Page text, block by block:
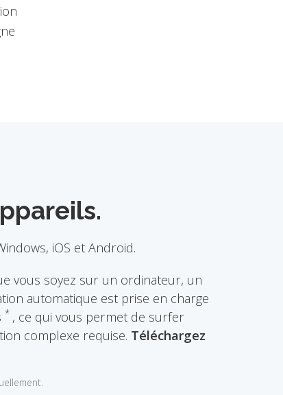
iOS et Android.
vous soyez sur un ordinateur, un
automatique est prise en charge
* , ce qui vous permet de surfer
complexe requise. Téléchargez